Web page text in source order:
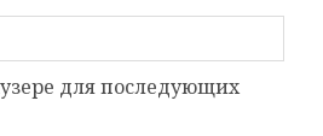
для последующих